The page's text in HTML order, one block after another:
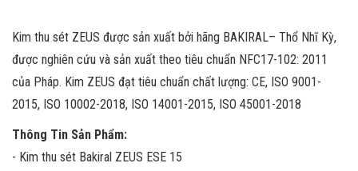
Kim thu sét ZEUS được sản xuất bởi hãng BAKIRAL– Thổ Nhĩ Kỳ,
được nghiên cứu và sản xuất theo tiêu chuẩn NFC17-102: 2011
của Pháp. Kim ZEUS đạt tiêu chuẩn chất lượng: CE, ISO 9001-
2015, ISO 10002-2018, ISO 14001-2015, ISO 45001-2018
Thông Tin Sản Phẩm:
- Kim thu sét Bakiral ZEUS ESE 15